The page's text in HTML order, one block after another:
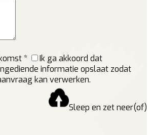
*
Ik ga akkoord dat
informatie opslaat zodat
kan verwerken.
Sleep en zet neer(of)